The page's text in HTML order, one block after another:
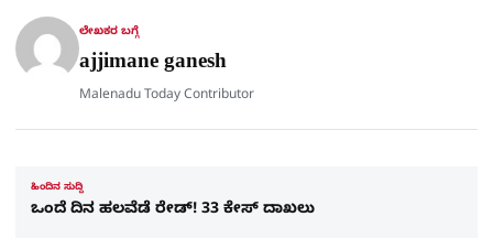
ಲೇಖಕರ ಬಗ್ಗೆ
ajjimane ganesh
Malenadu Today Contributor
ಹಿಂದಿನ ಸುದ್ದಿ
ಒಂದೆ ದಿನ ಹಲವೆಡೆ ರೇಡ್! 33 ಕೇಸ್​ ದಾಖಲು